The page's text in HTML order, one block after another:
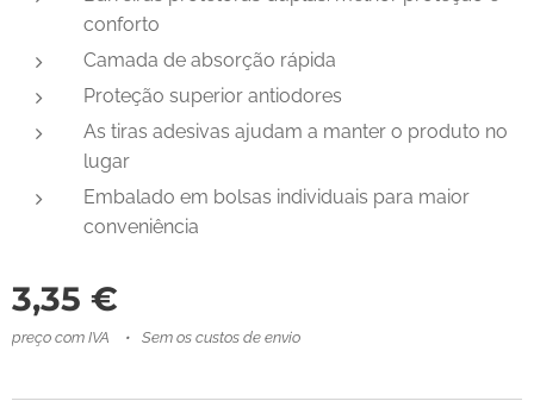
conforto
Camada de absorção rápida
Proteção superior antiodores
As tiras adesivas ajudam a manter o produto no
lugar
Embalado em bolsas individuais para maior
conveniência
3,35 €
preço com IVA Sem os custos de envio